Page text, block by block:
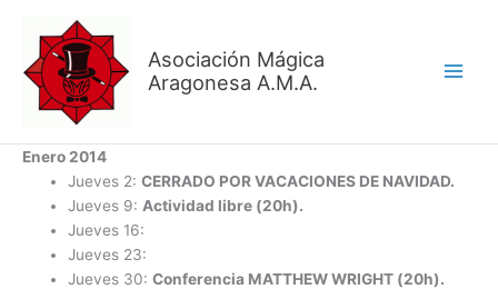
contenido
Asociación Mágica
Aragonesa A.M.A.
Enero 2014
Jueves 2:CERRADO POR VACACIONES DE NAVIDAD.
Jueves 9: Actividad libre (20h).
Jueves 16:
Jueves 23:
Jueves 30:Conferencia MATTHEW WRIGHT (20h).